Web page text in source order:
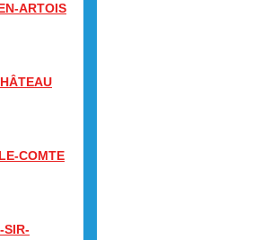
ARTOIS
COMTE
SIR-